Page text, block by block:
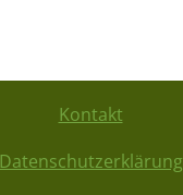
Kontakt
Datenschutzerklärung